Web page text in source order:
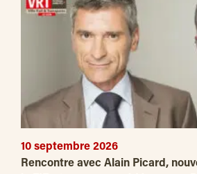
10 septembre 2026
Rencontre avec Alain Picard,